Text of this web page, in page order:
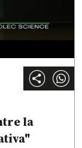
la